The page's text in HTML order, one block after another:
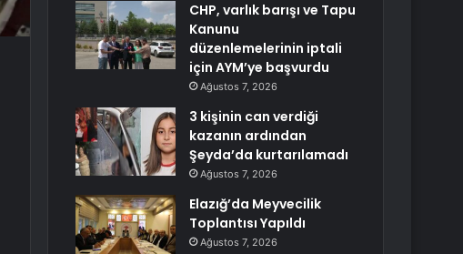
CHP, varlık barışı ve Tapu
Kanunu
düzenlemelerinin iptali
için AYM’ye başvurdu
Ağustos 7, 2026
3 kişinin can verdiği
kazanın ardından
Şeyda’da kurtarılamadı
Ağustos 7, 2026
Elazığ’da Meyvecilik
Toplantısı Yapıldı
Ağustos 7, 2026